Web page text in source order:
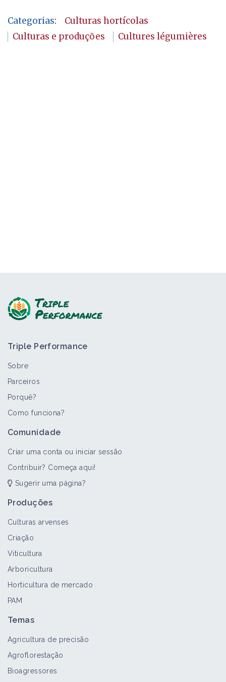
Categorias:
Culturas hortícolas
Culturas e produções
Cultures légumières
Triple Performance
Sobre
Parceiros
Porquê?
Como funciona?
Comunidade
Criar uma conta ou iniciar sessão
Contribuir? Começa aqui!
Sugerir uma página?
Produções
Culturas arvenses
Criação
Viticultura
Arboricultura
Horticultura de mercado
PAM
Temas
Agricultura de precisão
Agroflorestação
Bioagressores